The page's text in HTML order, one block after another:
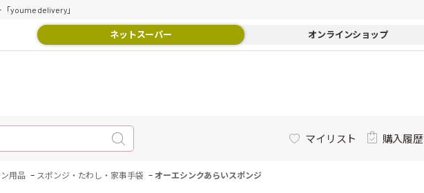
youme delivery」
ネットスーパー オンラインショップ
マイリスト 購入履歴
用品 - スポンジ・たわし・家事手袋 -オーエシンクあらいスポンジ